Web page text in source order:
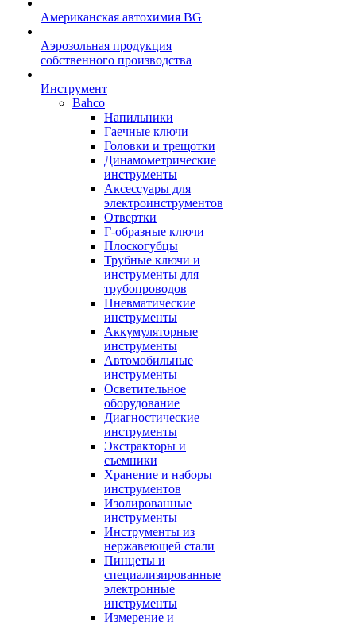
Американская автохимия BG
Аэрозольная продукция
собственного производства
Инструмент
Bahco
Напильники
Гаечные ключи
Головки и трещотки
Динамометрические
инструменты
Аксессуары для
электроинструментов
Отвертки
Г-образные ключи
Плоскогубцы
Трубные ключи и
инструменты для
трубопроводов
Пневматические
инструменты
Аккумуляторные
инструменты
Автомобильные
инструменты
Осветительное
оборудование
Диагностические
инструменты
Экстракторы и
съемники
Хранение и наборы
инструментов
Изолированные
инструменты
Инструменты из
нержавеющей стали
Пинцеты и
специализированные
электронные
инструменты
Измерение и